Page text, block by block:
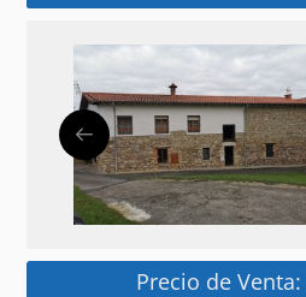
Precio de Venta: